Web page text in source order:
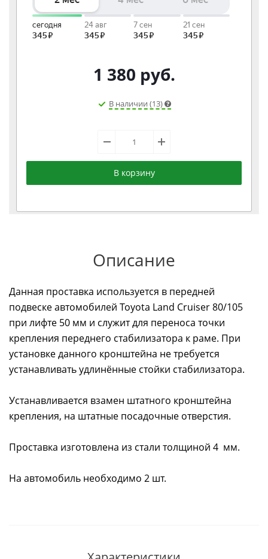
1 380 руб.
В наличии (13)
В корзину
Описание
Данная проставка используется в передней
подвеске автомобилей Toyota Land Cruiser 80/105
при лифте 50 мм и служит для переноса точки
крепления переднего стабилизатора к раме. При
установке данного кронштейна не требуется
устанавливать удлинённые стойки стабилизатора.
Устанавливается взамен штатного кронштейна
крепления, на штатные посадочные отверстия.
Проставка изготовлена из стали толщиной 4 мм.
На автомобиль необходимо 2 шт.